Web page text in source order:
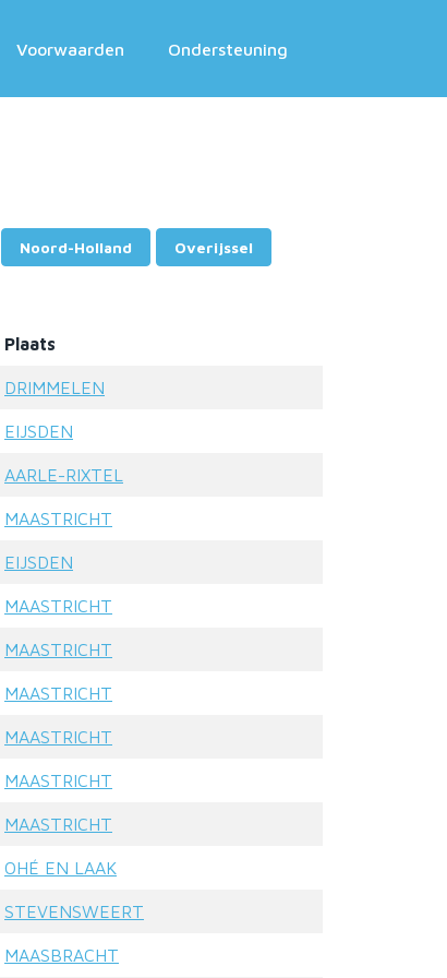
Voorwaarden Ondersteuning
Noord-Holland Overijssel
Plaats
DRIMMELEN
EIJSDEN
AARLE-RIXTEL
MAASTRICHT
EIJSDEN
MAASTRICHT
MAASTRICHT
MAASTRICHT
MAASTRICHT
MAASTRICHT
MAASTRICHT
OHÉ EN LAAK
STEVENSWEERT
MAASBRACHT